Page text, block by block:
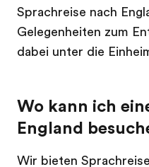
Sprachreise nach
Gelegenheiten zum
dabei unter die
Wo kann ich
England
Wir bieten